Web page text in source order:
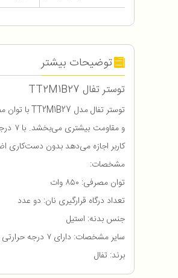
توضیحات بیشتر
توستر تفال TT2M1B27
و
کاربر اجازه می‌دهد بدون دست‌کاری
مشخصات:
توان مصرفی: ۸۵۰ وات
تعداد درگاه قرارگیری نان: دو عدد
جنس بدنه: استیل
سایر مشخصات: دارای ۷ درجه حرارتی قابل تنظیم، عملکرد یخ زدایی و گرم‌ کردن مجدد، مکانیزم بالابر نان، سینی جمع‌آوری نان، محفظه جمع آوری سیم
برند: تفال